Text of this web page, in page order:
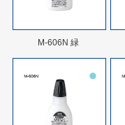
M-606N 緑